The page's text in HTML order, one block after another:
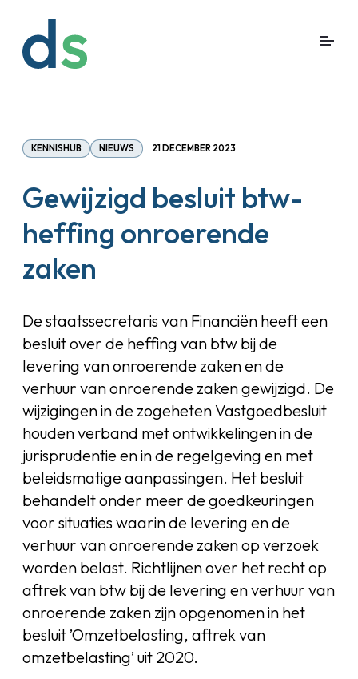
KENNISHUB NIEUWS 21 DECEMBER 2023
Gewijzigd besluit btw-
heffing onroerende
zaken
De staatssecretaris van Financiën heeft een
besluit over de heffing van btw bij de
levering van onroerende zaken en de
verhuur van onroerende zaken gewijzigd. De
wijzigingen in de zogeheten Vastgoedbesluit
houden verband met ontwikkelingen in de
jurisprudentie en in de regelgeving en met
beleidsmatige aanpassingen. Het besluit
behandelt onder meer de goedkeuringen
voor situaties waarin de levering en de
verhuur van onroerende zaken op verzoek
worden belast. Richtlijnen over het recht op
aftrek van btw bij de levering en verhuur van
onroerende zaken zijn opgenomen in het
besluit ’Omzetbelasting, aftrek van
omzetbelasting’ uit 2020.